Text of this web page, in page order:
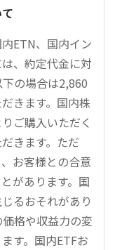
ETN、国内イン
、約定代金に対
の場合は2,860
きます。国内株
ご購入いただく
きます。ただ
お客様との合意
があります。国
るおそれがあり
格や収益力の変
す。国内ETFお